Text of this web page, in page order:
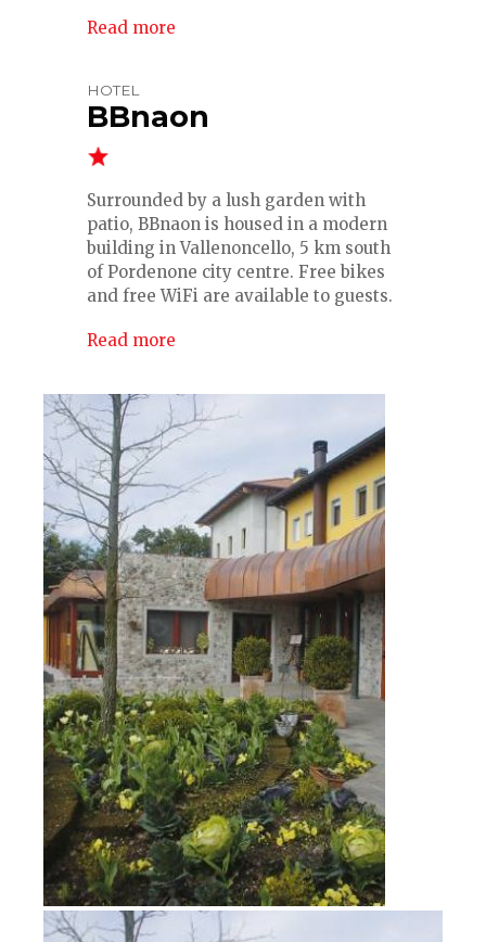
Read more
HOTEL
BBnaon
Surrounded by a lush garden with
patio, BBnaon is housed in a modern
building in Vallenoncello, 5 km south
of Pordenone city centre. Free bikes
and free WiFi are available to guests.
Read more